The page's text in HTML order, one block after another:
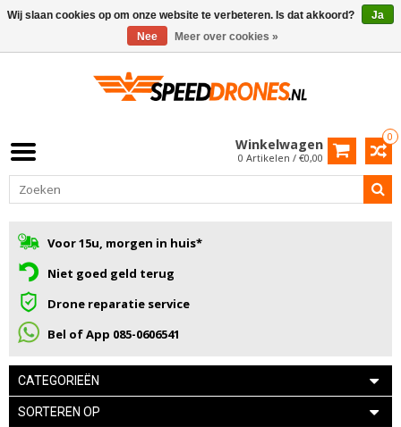
0
Winkelwagen
0 Artikelen / €0,00
Voor 15u, morgen in huis*
Niet goed geld terug
Drone reparatie service
Bel of App 085-0606541
CATEGORIEËN
SORTEREN OP
Wij slaan cookies op om onze website te verbeteren. Is dat akkoord?
Ja
Nee
Meer over cookies »